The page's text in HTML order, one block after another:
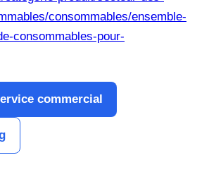
consommables/ensemble-
consommables-pour-
commercial